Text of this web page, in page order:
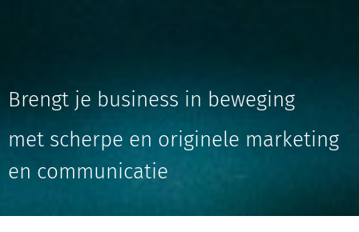
Brengt je business in beweging
met scherpe en originele marketing
en communicatie